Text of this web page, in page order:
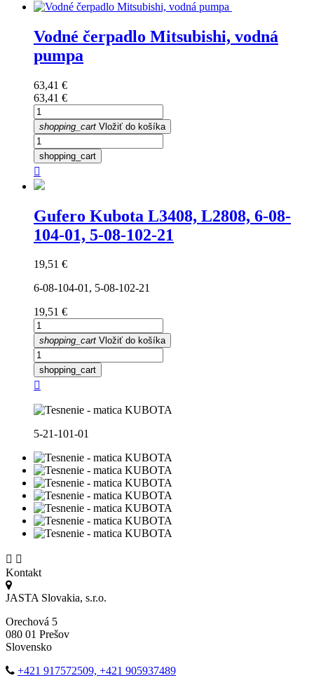
Vodné čerpadlo Mitsubishi, vodná
pumpa
Cena
63,41 €
Cena
63,41 €
shopping_cart Vložiť do košíka
shopping_cart

Gufero Kubota L3408, L2808, 6-08-
104-01, 5-08-102-21
Cena
19,51 €
6-08-104-01, 5-08-102-21
Cena
19,51 €
shopping_cart Vložiť do košíka
shopping_cart

5-21-101-01
 
Kontakt
JASTA Slovakia, s.r.o.
Orechová 5
080 01 Prešov
Slovensko
+421 917572509, +421 905937489